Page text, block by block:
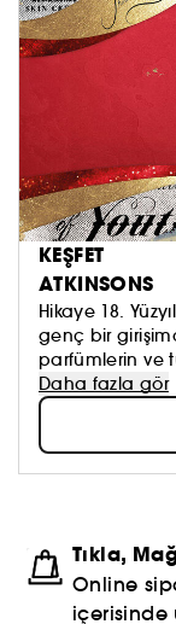
KEŞFET
ATKINSONS
Hikaye 18.
genç bir
parfümlerin ve
bol miktarda
değildi.
bir ayı vardı.
hedeflerine
alması biraz
tüm
Gerard
Daha fazla gör
Tıkla,
Online
içerisinde